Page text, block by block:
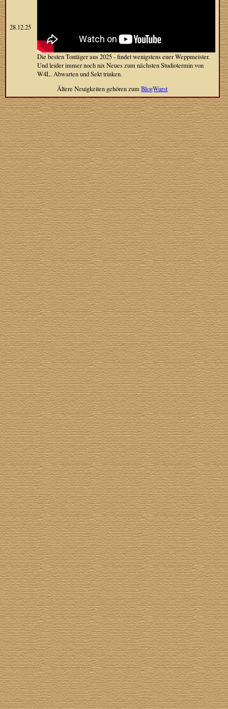
28.12.25
Die besten Tontäger aus 2025 - findet wenigstens euer Weppmeister.
Und leider immer noch nix Neues zum nächsten Studiotermin von
W4L. Abwarten und Sekt trinken.
Ältere Neuigkeiten gehören zumBlogWurst